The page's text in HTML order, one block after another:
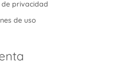
privacidad
de uso